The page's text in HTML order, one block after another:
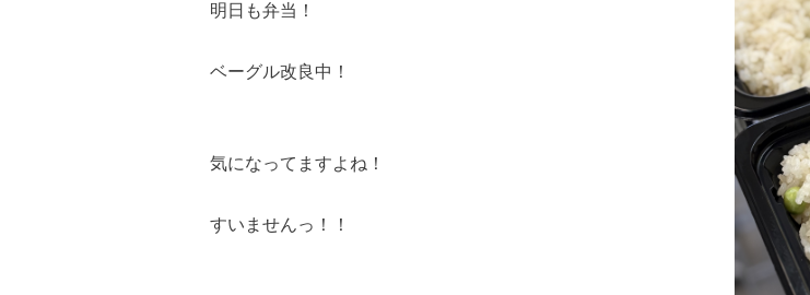
明日も弁当！
ベーグル改良中！
気になってますよね！
すいませんっ！！